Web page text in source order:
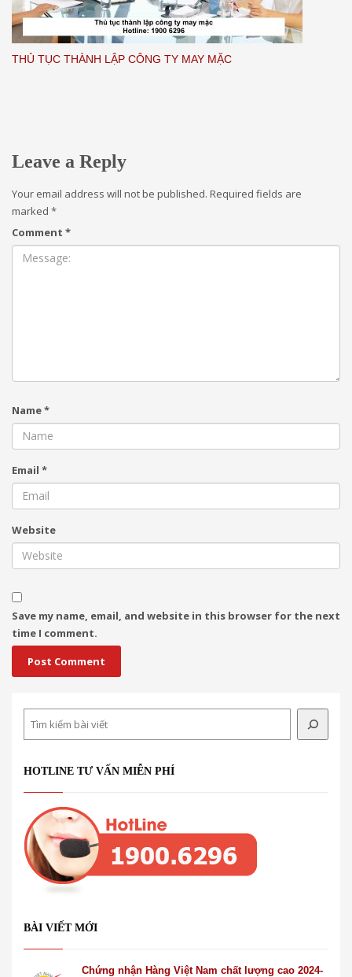
THỦ TỤC THÀNH LẬP CÔNG TY MAY MẶC
Leave a Reply
Your email address will not be published. Required fields are
marked *
Comment *
Name*
Email *
Website
Save my name, email, and website in this browser for the next
time I comment.
HOTLINE TƯ VẤN MIỄN PHÍ
BÀI VIẾT MỚI
Chứng nhận Hàng Việt Nam chất lượng cao 2024-